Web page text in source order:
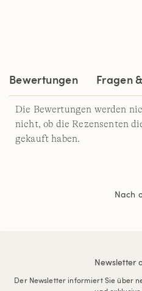
Bewertungen Fragen
Die Bewertungen werden
nicht, ob die Rezensenten
gekauft haben.
Nach
Newsletter
Der Newsletter informiert Sie über